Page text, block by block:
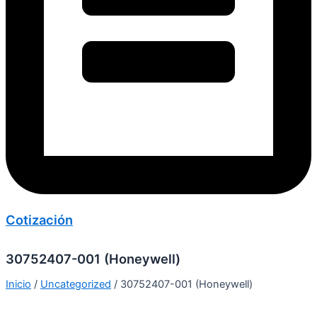
Cotización
30752407-001 (Honeywell)
Inicio / Uncategorized / 30752407-001 (Honeywell)